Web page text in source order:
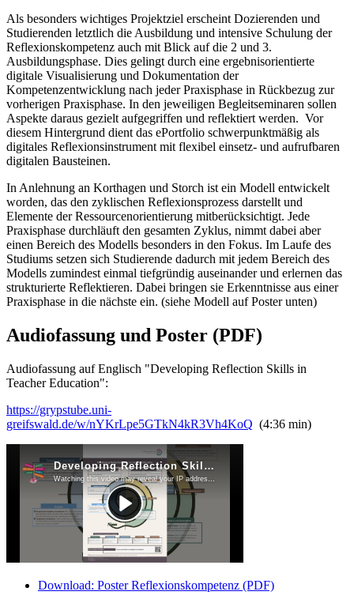
Als besonders wichtiges Projektziel erscheint Dozierenden und
Studierenden letztlich die Ausbildung und intensive Schulung der
Reflexionskompetenz auch mit Blick auf die 2 und 3.
Ausbildungsphase. Dies gelingt durch eine ergebnisorientierte
digitale Visualisierung und Dokumentation der
Kompetenzentwicklung nach jeder Praxisphase in Rückbezug zur
vorherigen Praxisphase. In den jeweiligen Begleitseminaren sollen
Aspekte daraus gezielt aufgegriffen und reflektiert werden. Vor
diesem Hintergrund dient das ePortfolio schwerpunktmäßig als
digitales Reflexionsinstrument mit flexibel einsetz- und aufrufbaren
digitalen Bausteinen.
In Anlehnung an Korthagen und Storch ist ein Modell entwickelt
worden, das den zyklischen Reflexionsprozess darstellt und
Elemente der Ressourcenorientierung mitberücksichtigt. Jede
Praxisphase durchläuft den gesamten Zyklus, nimmt dabei aber
einen Bereich des Modells besonders in den Fokus. Im Laufe des
Studiums setzen sich Studierende dadurch mit jedem Bereich des
Modells zumindest einmal tiefgründig auseinander und erlernen das
strukturierte Reflektieren. Dabei bringen sie Erkenntnisse aus einer
Praxisphase in die nächste ein. (siehe Modell auf Poster unten)
Audiofassung und Poster (PDF)
Audiofassung auf Englisch "Developing Reflection Skills in
Teacher Education":
https://grypstube.uni-
greifswald.de/w/nYKrLpe5GTkN4kR3Vh4KoQ (4:36 min)
Download: Poster Reflexionskompetenz (PDF)